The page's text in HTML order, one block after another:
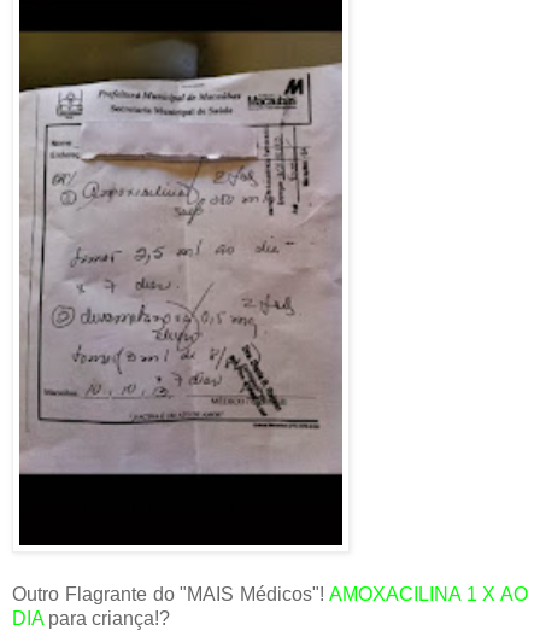
Outro Flagrante do "MAIS Médicos"! AMOXACILINA 1 X AO
DIA para criança!?